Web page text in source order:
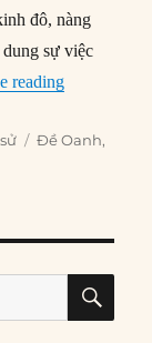
đô, nàng
sự việc
reading“Đề Oanh:
Tags
Đề Oanh,